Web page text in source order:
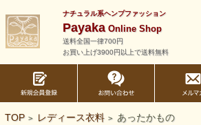
ナチュラル系ヘンプファッション
PayakaOnline Shop
送料全国一律700円
お買い上げ3900円以上で送料無料
TOP > レディース衣料 > あったかもの